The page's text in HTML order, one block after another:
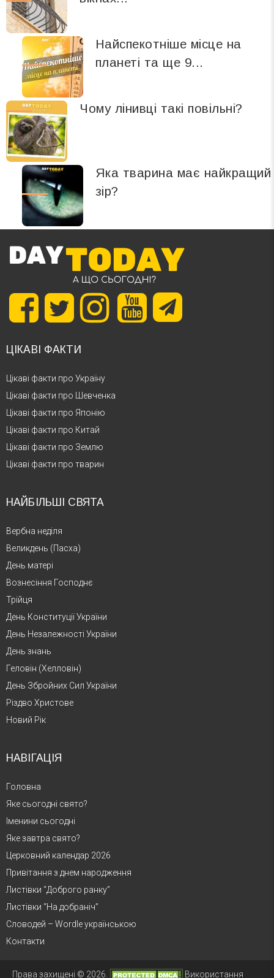
Найспекотніше місце на
планеті та ще 9...
Чому лінивці такі повільні?
Яка тварина має найкращий
зір?
ЦІКАВІ ФАКТИ
Цікаві факти про Україну
Цікаві факти про Шевченка
Цікаві факти про Японію
Цікаві факти про Китай
Цікаві факти про Землю
Цікаві факти про тварин
НАЙБІЛЬШІ СВЯТА
Вербна неділя
Великдень (Пасха)
День матері
Вознесіння Господнє
Трійця
День Конституції України
День Незалежності України
День знань
Геловін (Хелловін)
День Збройних Сил України
Різдво Христове
Новий Рік
НАВІГАЦІЯ
Головна
Яке сьогодні свято?
Іменини сьогодні
Яке завтра свято?
Церковний календар 2026
Привітання з днем народження
Листівки “Доброго ранку”
Листівки “На добраніч”
Словодей – Wordle українською
Контакти
Права захищені © 2026. Використання